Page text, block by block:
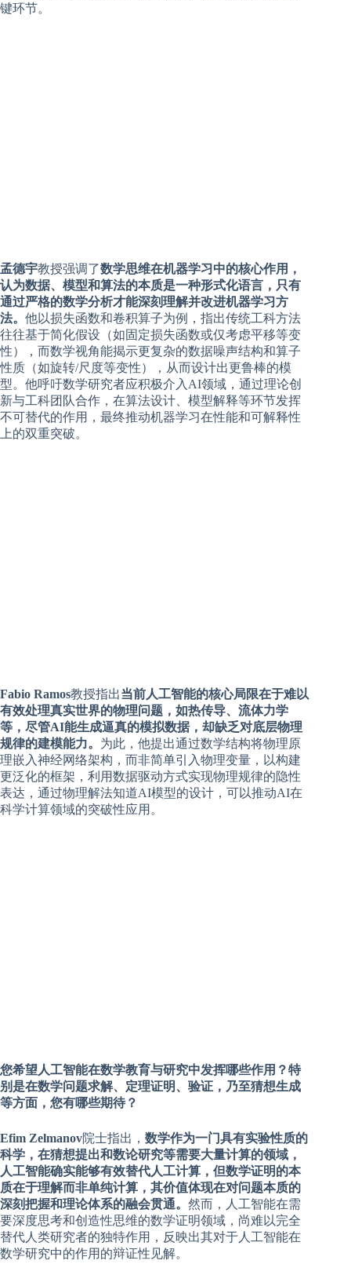
键环节。
孟德宇教授强调了数学思维在机器学习中的核心作用，
认为数据、模型和算法的本质是一种形式化语言，只有
通过严格的数学分析才能深刻理解并改进机器学习方
法。 他以损失函数和卷积算子为例，指出传统工科方法
往往基于简化假设（如固定损失函数或仅考虑平移等变
性），而数学视角能揭示更复杂的数据噪声结构和算子
性质（如旋转/尺度等变性），从而设计出更鲁棒的模
型。他呼吁数学研究者应积极介入AI领域，通过理论创
新与工科团队合作，在算法设计、模型解释等环节发挥
不可替代的作用，最终推动机器学习在性能和可解释性
上的双重突破。
Fabio Ramos教授指出当前人工智能的核心局限在于难以
有效处理真实世界的物理问题，如热传导、流体力学
等，尽管AI能生成逼真的模拟数据，却缺乏对底层物理
规律的建模能力。 为此，他提出通过数学结构将物理原
理嵌入神经网络架构，而非简单引入物理变量，以构建
更泛化的框架，利用数据驱动方式实现物理规律的隐性
表达，通过物理解法知道AI模型的设计，可以推动AI在
科学计算领域的突破性应用。
您希望人工智能在数学教育与研究中发挥哪些作用？特
别是在数学问题求解、定理证明、验证，乃至猜想生成
等方面，您有哪些期待？
Efim Zelmanov院士指出， 数学作为一门具有实验性质的
科学，在猜想提出和数论研究等需要大量计算的领域，
人工智能确实能够有效替代人工计算，但数学证明的本
质在于理解而非单纯计算，其价值体现在对问题本质的
深刻把握和理论体系的融会贯通。 然而，人工智能在需
要深度思考和创造性思维的数学证明领域，尚难以完全
替代人类研究者的独特作用，反映出其对于人工智能在
数学研究中的作用的辩证性见解。